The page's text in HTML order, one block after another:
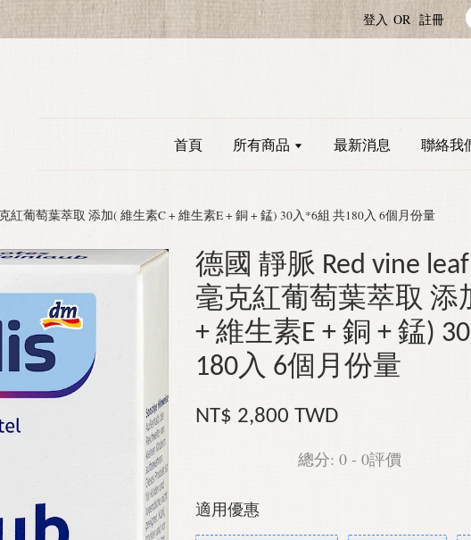
登入 OR 註冊
首頁 所有商品 最新消息 聯絡我
紅葡萄葉萃取 添加( 維生素C + 維生素E + 銅 + 錳) 30入*6組 共180入 6個月份量
德國 靜脈 Red vine
毫克紅葡萄葉萃取 添
+ 維生素E + 銅 + 錳)
180入 6個月份量
NT$ 2,800 TWD
總分: 0 - 0評價
適用優惠